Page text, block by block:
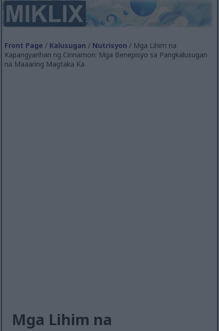
Front Page / Kalusugan / Nutrisyon / Mga Lihim na
Kapangyarihan ng Cinnamon: Mga Benepisyo sa Pangkalusugan
na Maaaring Magtaka Ka
Mga Lihim na